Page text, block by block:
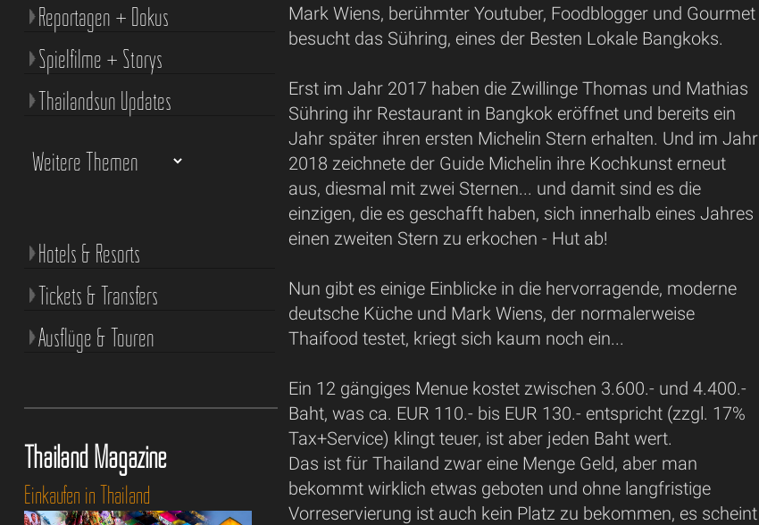
Mark Wiens, berühmter Youtuber, Foodblogger und Gourmet
besucht das Sühring, eines der Besten Lokale Bangkoks.
Erst im Jahr 2017 haben die Zwillinge Thomas und Mathias
Sühring ihr Restaurant in Bangkok eröffnet und bereits ein
Jahr später ihren ersten Michelin Stern erhalten. Und im Jahr
2018 zeichnete der Guide Michelin ihre Kochkunst erneut
aus, diesmal mit zwei Sternen... und damit sind es die
einzigen, die es geschafft haben, sich innerhalb eines Jahres
einen zweiten Stern zu erkochen - Hut ab!
Nun gibt es einige Einblicke in die hervorragende, moderne
deutsche Küche und Mark Wiens, der normalerweise
Thaifood testet, kriegt sich kaum noch ein...
Ein 12 gängiges Menue kostet zwischen 3.600.- und 4.400.-
Baht, was ca. EUR 110.- bis EUR 130.- entspricht (zzgl. 17%
Tax+Service) klingt teuer, ist aber jeden Baht wert.
Das ist für Thailand zwar eine Menge Geld, aber man
bekommt wirklich etwas geboten und ohne langfristige
Vorreservierung ist auch kein Platz zu bekommen, es scheint
Reportagen + Dokus
Spielfilme + Storys
Thailandsun Updates
Hotels & Resorts
Tickets & Transfers
Ausflüge & Touren
Thailand Magazine
Einkaufen in Thailand